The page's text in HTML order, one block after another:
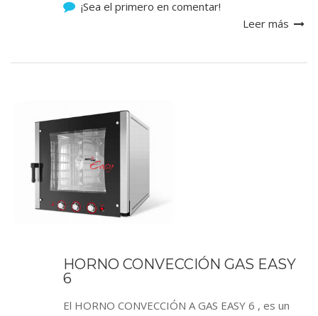
¡Sea el primero en comentar!
Leer más
HORNO CONVECCIÓN GAS EASY
6
El HORNO CONVECCIÓN A GAS EASY 6 , es un